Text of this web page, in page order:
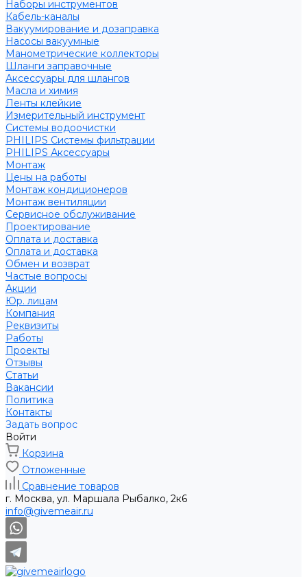
Наборы инструментов
Кабель-каналы
Вакуумирование и дозаправка
Насосы вакуумные
Манометрические коллекторы
Шланги заправочные
Аксессуары для шлангов
Масла и химия
Ленты клейкие
Измерительный инструмент
Системы водоочистки
PHILIPS Системы фильтрации
PHILIPS Аксессуары
Монтаж
Цены на работы
Монтаж кондиционеров
Монтаж вентиляции
Сервисное обслуживание
Проектирование
Оплата и доставка
Оплата и доставка
Обмен и возврат
Частые вопросы
Акции
Юр. лицам
Компания
Реквизиты
Работы
Проекты
Отзывы
Статьи
Вакансии
Политика
Контакты
Задать вопрос
Войти
Корзина
Отложенные
Сравнение товаров
г. Москва, ул. Маршала Рыбалко, 2к6
info@givemeair.ru